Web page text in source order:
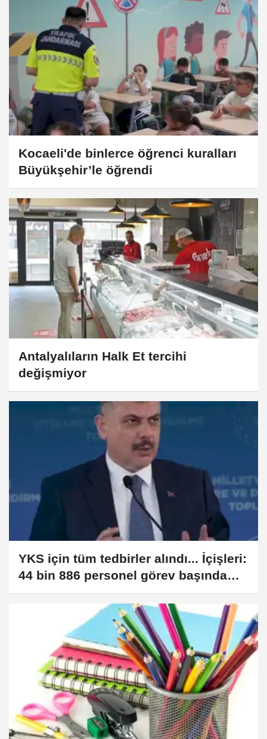
Kocaeli'de binlerce öğrenci kuralları
Büyükşehir’le öğrendi
Antalyalıların Halk Et tercihi
değişmiyor
YKS için tüm tedbirler alındı... İçişleri:
44 bin 886 personel görev başında
olacak